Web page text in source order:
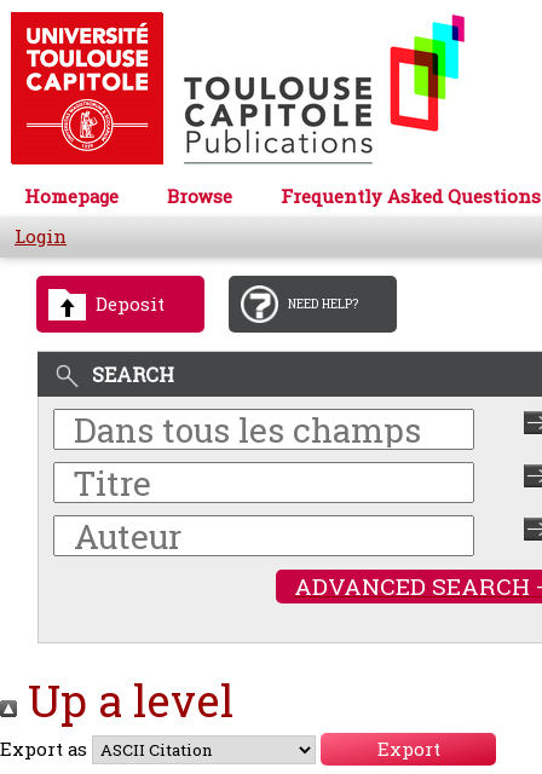
Homepage Browse
Frequently Asked Questions
Login
Deposit NEED HELP?
SEARCH
ADVANCED SEARCH
Up a level
Export as